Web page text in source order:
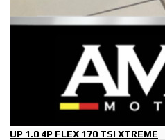
UP 1.0 4P FLEX 170 TSI XTREME